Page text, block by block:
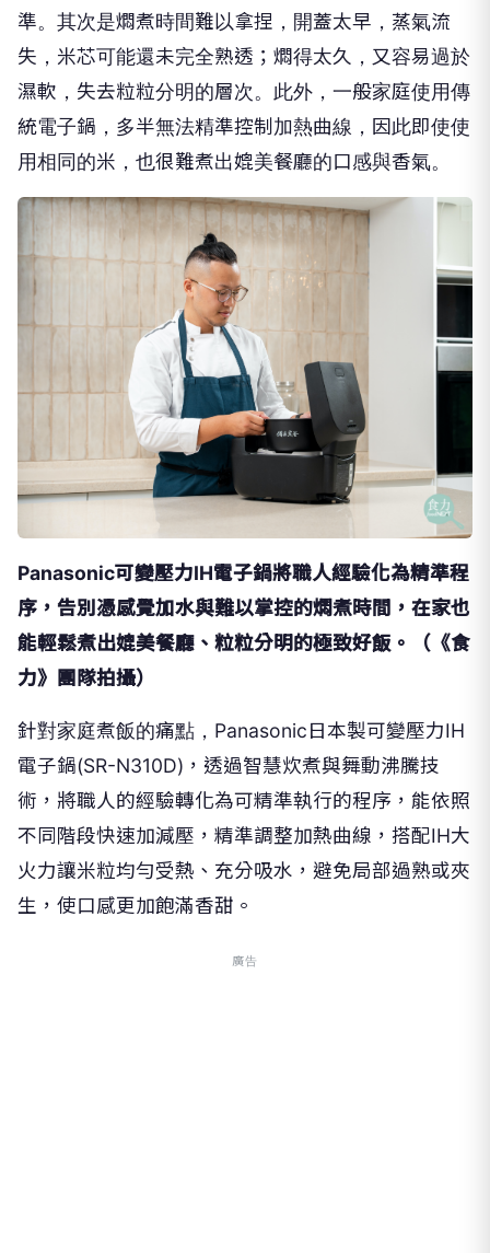
失，米芯可能還未完全熟透；燜得太久，又容易過於
濕軟，失去粒粒分明的層次。此外，一般家庭使用傳
統電子鍋，多半無法精準控制加熱曲線，因此即使使
用相同的米，也很難煮出媲美餐廳的口感與香氣。
Panasonic可變壓力IH電子鍋將職人經驗化為精準程
序，告別憑感覺加水與難以掌控的燜煮時間，在家也
能輕鬆煮出媲美餐廳、粒粒分明的極致好飯。（《食
力》團隊拍攝）
針對家庭煮飯的痛點，Panasonic日本製可變壓力IH
電子鍋(SR-N310D)，透過智慧炊煮與舞動沸騰技
術，將職人的經驗轉化為可精準執行的程序，能依照
不同階段快速加減壓，精準調整加熱曲線，搭配IH大
火力讓米粒均勻受熱、充分吸水，避免局部過熟或夾
生，使口感更加飽滿香甜。